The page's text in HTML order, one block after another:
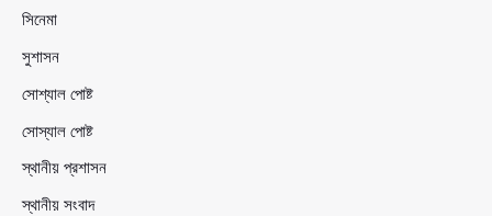
সিনেমা
সুশাসন
সোশ্যাল পোষ্ট
সোস্যাল পোষ্ট
স্থানীয় প্রশাসন
স্থানীয় সংবাদ